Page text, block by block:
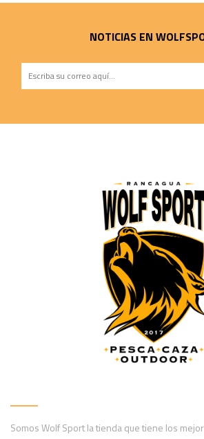
NOTICIAS EN
Somos Wolf Sport la tienda que tiene los